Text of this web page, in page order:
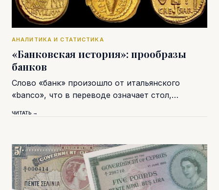
АНАЛИТИКА И СТАТИСТИКА
«Банковская история»: прообразы
банков
Слово «банк» произошло от итальянского
«banco», что в переводе означает стол,…
ЧИТАТЬ →